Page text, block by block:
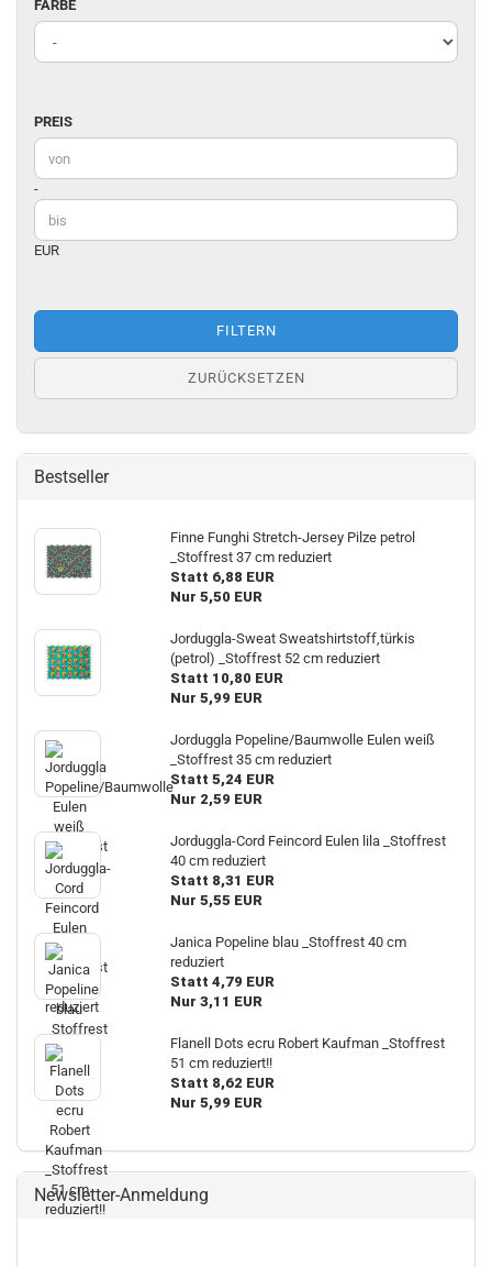
FARBE
FARBE
PREIS
PREIS
Preis bis
-
EUR
FILTERN
ZURÜCKSETZEN
Bestseller
Finne Funghi Stretch-Jersey Pilze petrol
_Stoffrest 37 cm reduziert
Statt 6,88 EUR
Nur 5,50 EUR
Jorduggla-Sweat Sweatshirtstoff,türkis
(petrol) _Stoffrest 52 cm reduziert
Statt 10,80 EUR
Nur 5,99 EUR
Jorduggla Popeline/Baumwolle Eulen weiß
_Stoffrest 35 cm reduziert
Statt 5,24 EUR
Nur 2,59 EUR
Jorduggla-Cord Feincord Eulen lila _Stoffrest
40 cm reduziert
Statt 8,31 EUR
Nur 5,55 EUR
Janica Popeline blau _Stoffrest 40 cm
reduziert
Statt 4,79 EUR
Nur 3,11 EUR
Flanell Dots ecru Robert Kaufman _Stoffrest
51 cm reduziert!!
Statt 8,62 EUR
Nur 5,99 EUR
Newsletter-Anmeldung